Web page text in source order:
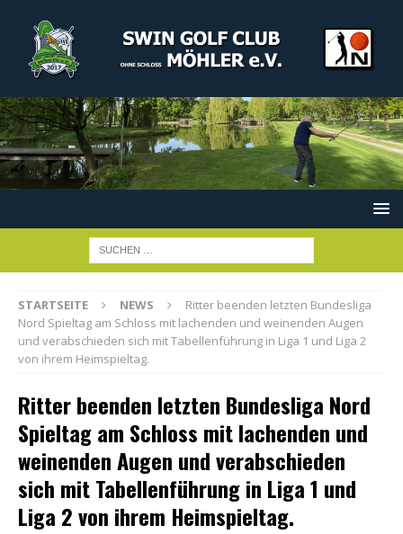
STARTSEITE NEWS
Ritter beenden letzten Bundesliga
Nord Spieltag am Schloss mit lachenden und weinenden Augen
und verabschieden sich mit Tabellenführung in Liga 1 und Liga 2
von ihrem Heimspieltag.
Ritter beenden letzten Bundesliga Nord
Spieltag am Schloss mit lachenden und
weinenden Augen und verabschieden
sich mit Tabellenführung in Liga 1 und
Liga 2 von ihrem Heimspieltag.